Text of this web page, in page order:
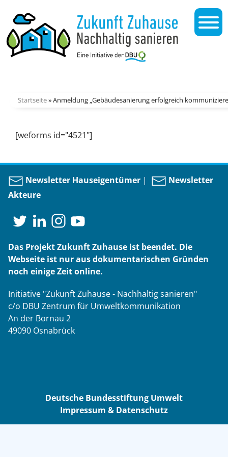
Startseite»Anmeldung „Gebäudesanierung erfolgreich
[weforms id="4521"]
Newsletter Hauseigentümer |
Newsletter
Akteure
Das Projekt Zukunft Zuhause ist beendet. Die
Webseite ist nur aus dokumentarischen Gründen
noch einige Zeit online.
Initiative "Zukunft Zuhause - Nachhaltig sanieren"
c/o DBU Zentrum für Umweltkommunikation
An der Bornau 2
49090 Osnabrück
Deutsche Bundesstiftung Umwelt
Impressum & Datenschutz